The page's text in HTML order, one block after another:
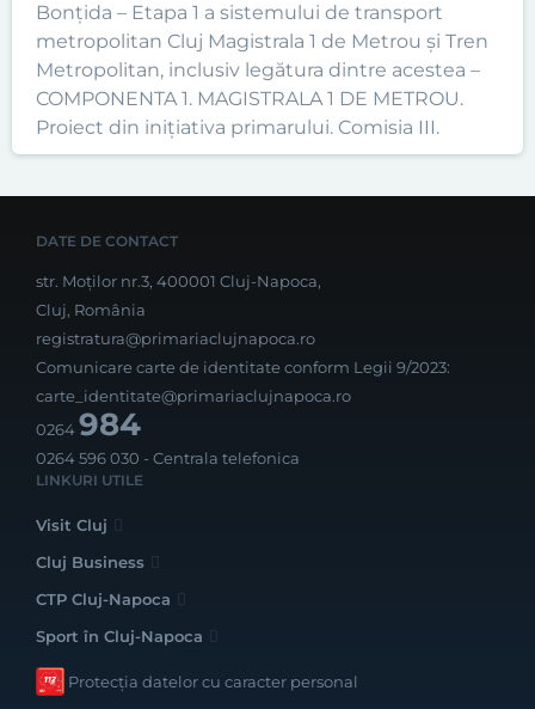
Bonțida – Etapa 1 a sistemului de transport
metropolitan Cluj Magistrala 1 de Metrou și Tren
Metropolitan, inclusiv legătura dintre acestea –
COMPONENTA 1. MAGISTRALA 1 DE METROU.
Proiect din inițiativa primarului. Comisia III.
DATE DE CONTACT
str. Moților nr.3, 400001 Cluj-Napoca,
Cluj, România
registratura@primariaclujnapoca.ro
Comunicare carte de identitate conform Legii 9/2023:
carte_identitate@primariaclujnapoca.ro
0264984
0264 596 030 - Centrala telefonica
LINKURI UTILE
Visit Cluj
Cluj Business
CTP Cluj-Napoca
Sport în Cluj-Napoca
Protecția datelor cu caracter personal